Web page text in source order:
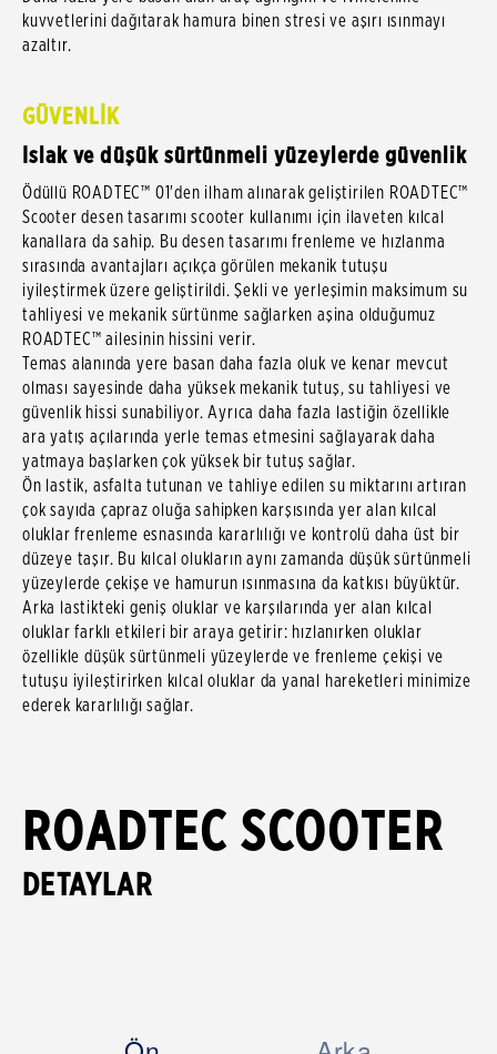
kuvvetlerini dağıtarak hamura binen stresi ve aşırı ısınmayı
azaltır.
GÜVENLİK
Islak ve düşük sürtünmeli yüzeylerde güvenlik
Ödüllü ROADTEC™ 01'den ilham alınarak geliştirilen ROADTEC™
Scooter desen tasarımı scooter kullanımı için ilaveten kılcal
kanallara da sahip. Bu desen tasarımı frenleme ve hızlanma
sırasında avantajları açıkça görülen mekanik tutuşu
iyileştirmek üzere geliştirildi. Şekli ve yerleşimin maksimum su
tahliyesi ve mekanik sürtünme sağlarken aşina olduğumuz
ROADTEC™ ailesinin hissini verir.
Temas alanında yere basan daha fazla oluk ve kenar mevcut
olması sayesinde daha yüksek mekanik tutuş, su tahliyesi ve
güvenlik hissi sunabiliyor. Ayrıca daha fazla lastiğin özellikle
ara yatış açılarında yerle temas etmesini sağlayarak daha
yatmaya başlarken çok yüksek bir tutuş sağlar.
Ön lastik, asfalta tutunan ve tahliye edilen su miktarını artıran
çok sayıda çapraz oluğa sahipken karşısında yer alan kılcal
oluklar frenleme esnasında kararlılığı ve kontrolü daha üst bir
düzeye taşır. Bu kılcal olukların aynı zamanda düşük sürtünmeli
yüzeylerde çekişe ve hamurun ısınmasına da katkısı büyüktür.
Arka lastikteki geniş oluklar ve karşılarında yer alan kılcal
oluklar farklı etkileri bir araya getirir: hızlanırken oluklar
özellikle düşük sürtünmeli yüzeylerde ve frenleme çekişi ve
tutuşu iyileştirirken kılcal oluklar da yanal hareketleri minimize
ederek kararlılığı sağlar.
ROADTEC SCOOTER
DETAYLAR